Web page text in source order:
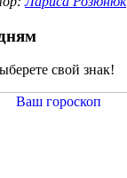
свой знак!